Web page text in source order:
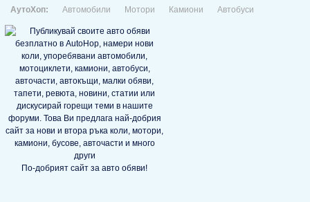
АутоХоп: Автомобили Мотори Камиони Автобуси
По-добрият сайт за авто обяви!